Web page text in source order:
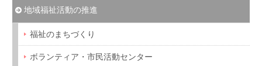
地域福祉活動の推進
福祉のまちづくり
ボランティア・市民活動センター